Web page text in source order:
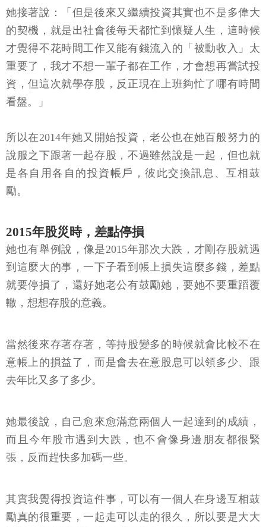
她接著說：「但是後來又繼續投資其實也不是多偉大
的契機，就是出社會後每天都忙到懷疑人生，這時候
才覺得不花時間工作又能有錢流入的「被動收入」太
重要了，我才不想一輩子都在工作，才會想再嘗試投
資，但這次就學存股，反正現在上班夠忙了哪有時間
看盤。」
所以在2014年她又開始投資，老公也在她百般努力的
說服之下跟著一起存股，不過雖然說是一起，但也就
是各自用各自的投資帳戶，彼此交換訊息、互相鼓
勵。
2015年股災時，差點停損
她也有舉例說，像是2015年那次大跌，才剛存股就遇
到這麼大的事，一下子看到帳上損失這麼多錢，差點
就要停損了，還好她老公有鼓勵她，要她不要重蹈覆
轍，想想存股的意義。
當然後來存著存著，等持股變多的時候就會比較不在
意帳上的損益了，而是會去在意股息可以領多少、跟
去年比又多了多少。
她最後說，自己愈來愈滿意兩個人一起達到的成績，
而且今年股市遇到大跌，也不會像身邊朋友都很緊
張，反而趕快多加碼一些。
其實我覺得投資這件事，可以有一個人在身邊互相鼓
勵真的很重要，一起走可以走的很久，所以要是大大